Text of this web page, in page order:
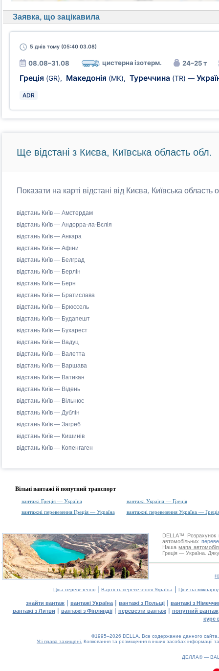
Заявка, що зацікавила
5 днівтому (05:40 03.08)
08.08–31.08 цистерна ізотерм. 24–25 т
Греція (GR), Македонія (MK), Туреччина (TR) —
ADR
Ще відстані з Києва, Київська область обл.
Показати на карті відстані від Києва, Київська
відстань Київ — Амстердам
відстань Київ — Андорра-ла-Вєлія
відстань Київ — Анкара
відстань Київ — Афіни
відстань Київ — Белград
відстань Київ — Берлін
відстань Київ — Берн
відстань Київ — Братислава
відстань Київ — Брюссель
відстань Київ — Будапешт
відстань Київ — Бухарест
відстань Київ — Вадуц
відстань Київ — Валетта
відстань Київ — Варшава
відстань Київ — Ватикан
відстань Київ — Відень
відстань Київ — Вільнюс
відстань Київ — Дублін
відстань Київ — Загреб
відстань Київ — Кишинів
відстань Київ — Копенгаген
Вільні вантажі й попутний транспорт
вантажі Греція — Україна
вантажі Україна — Греція
вантажні перевезення Греція — Україна
вантажні перевезення Україна —
DELLA™
Розрахунок
автомобільних
Нашамапа
Греція — Україна.
Ціна перевезення| Вартість перевезення Україна | Ціни на
знайти вантаж | вантажі Україна | вантажі з Польщі | вантажі з
вантажі з Литви | вантажі з Фінляндії| перевезти вантаж| попутний вантаж
курс
©1995–2026 DELLA. Все содержание данного
Усі права захищені. Копіювання та розміщення в інших засобах інформації
ДЕЛЛА® —